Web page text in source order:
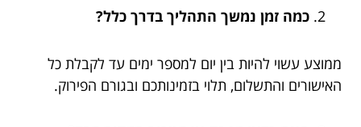
כמה זמן נמשך התהליך בדרך כלל?
ממוצע עשוי להיות בין יום למספר ימים עד לקבלת כל
האישורים והתשלום, תלוי בזמינותכם ובגורם הפירוק.